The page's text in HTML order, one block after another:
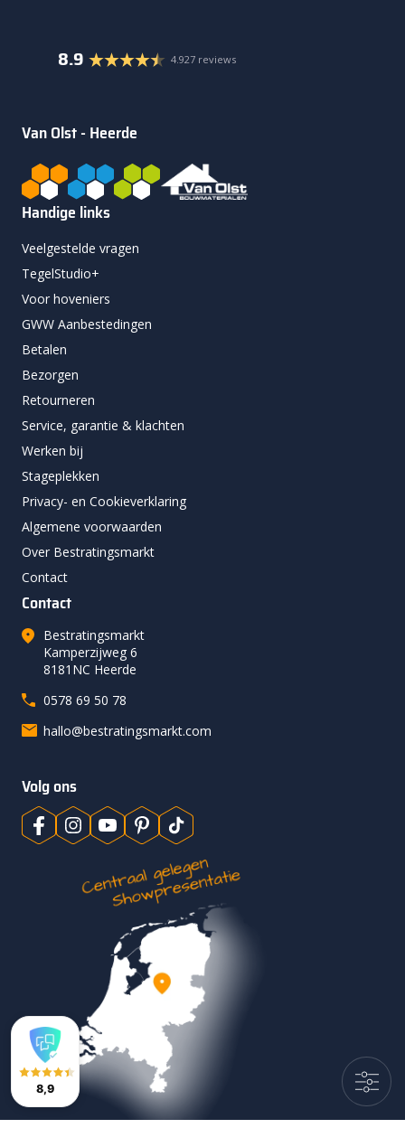
8.9 4.927 reviews
Van Olst - Heerde
Handige links
Veelgestelde vragen
TegelStudio+
Voor hoveniers
GWW Aanbestedingen
Betalen
Bezorgen
Retourneren
Service, garantie & klachten
Werken bij
Stageplekken
Privacy- en Cookieverklaring
Algemene voorwaarden
Over Bestratingsmarkt
Contact
Contact
Bestratingsmarkt
Kamperzijweg 6
8181NC Heerde
0578 69 50 78
hallo@bestratingsmarkt.com
Volg ons
8,9